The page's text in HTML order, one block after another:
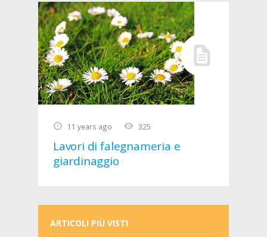
11 years ago 325
Lavori di falegnameria e
giardinaggio
ARTICOLI PIÙ VISTI